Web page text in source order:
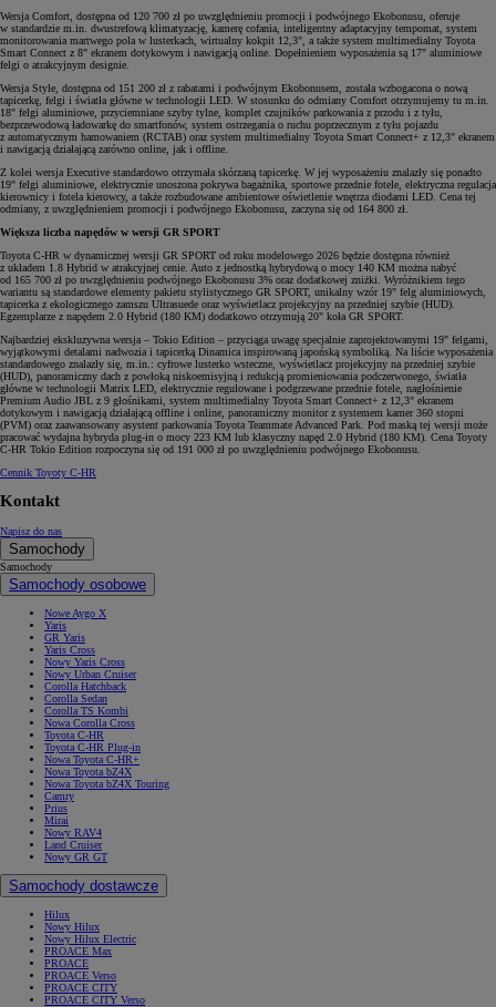
Wersja Comfort, dostępna od 120 700 zł po uwzględnieniu promocji i podwójnego Ekobonusu, oferuje
w standardzie m.in. dwustrefową klimatyzację, kamerę cofania, inteligentny adaptacyjny tempomat, system
monitorowania martwego pola w lusterkach, wirtualny kokpit 12,3", a także system multimedialny Toyota
Smart Connect z 8" ekranem dotykowym i nawigacją online. Dopełnieniem wyposażenia są 17" aluminiowe
felgi o atrakcyjnym designie.
Wersja Style, dostępna od 151 200 zł z rabatami i podwójnym Ekobonusem, została wzbogacona o nową
tapicerkę, felgi i światła główne w technologii LED. W stosunku do odmiany Comfort otrzymujemy tu m.in.
18" felgi aluminiowe, przyciemniane szyby tylne, komplet czujników parkowania z przodu i z tyłu,
bezprzewodową ładowarkę do smartfonów, system ostrzegania o ruchu poprzecznym z tyłu pojazdu
z automatycznym hamowaniem (RCTAB) oraz system multimedialny Toyota Smart Connect+ z 12,3" ekranem
i nawigacją działającą zarówno online, jak i offline.
Z kolei wersja Executive standardowo otrzymała skórzaną tapicerkę. W jej wyposażeniu znalazły się ponadto
19" felgi aluminiowe, elektrycznie unoszona pokrywa bagażnika, sportowe przednie fotele, elektryczna regulacja
kierownicy i fotela kierowcy, a także rozbudowane ambientowe oświetlenie wnętrza diodami LED. Cena tej
odmiany, z uwzględnieniem promocji i podwójnego Ekobonusu, zaczyna się od 164 800 zł.
Większa liczba napędów w wersji GR SPORT
Toyota C-HR w dynamicznej wersji GR SPORT od roku modelowego 2026 będzie dostępna również
z układem 1.8 Hybrid w atrakcyjnej cenie. Auto z jednostką hybrydową o mocy 140 KM można nabyć
od 165 700 zł po uwzględnieniu podwójnego Ekobonusu 3% oraz dodatkowej zniżki. Wyróżnikiem tego
wariantu są standardowe elementy pakietu stylistycznego GR SPORT, unikalny wzór 19" felg aluminiowych,
tapicerka z ekologicznego zamszu Ultrasuede oraz wyświetlacz projekcyjny na przedniej szybie (HUD).
Egzemplarze z napędem 2.0 Hybrid (180 KM) dodatkowo otrzymują 20" koła GR SPORT.
Najbardziej ekskluzywna wersja – Tokio Edition – przyciąga uwagę specjalnie zaprojektowanymi 19" felgami,
wyjątkowymi detalami nadwozia i tapicerką Dinamica inspirowaną japońską symboliką. Na liście wyposażenia
standardowego znalazły się, m.in.: cyfrowe lusterko wsteczne, wyświetlacz projekcyjny na przedniej szybie
(HUD), panoramiczny dach z powłoką niskoemisyjną i redukcją promieniowania podczerwonego, światła
główne w technologii Matrix LED, elektrycznie regulowane i podgrzewane przednie fotele, nagłośnienie
Premium Audio JBL z 9 głośnikami, system multimedialny Toyota Smart Connect+ z 12,3" ekranem
dotykowym i nawigacją działającą offline i online, panoramiczny monitor z systemem kamer 360 stopni
(PVM) oraz zaawansowany asystent parkowania Toyota Teammate Advanced Park. Pod maską tej wersji może
pracować wydajna hybryda plug-in o mocy 223 KM lub klasyczny napęd 2.0 Hybrid (180 KM). Cena Toyoty
C-HR Tokio Edition rozpoczyna się od 191 000 zł po uwzględnieniu podwójnego Ekobonusu.
Cennik Toyoty C-HR
Kontakt
Napisz do nas
Samochody
Samochody
Samochody osobowe
Nowe Aygo X
Yaris
GR Yaris
Yaris Cross
Nowy Yaris Cross
Nowy Urban Cruiser
Corolla Hatchback
Corolla Sedan
Corolla TS Kombi
Nowa Corolla Cross
Toyota C-HR
Toyota C-HR Plug-in
Nowa Toyota C-HR+
Nowa Toyota bZ4X
Nowa Toyota bZ4X Touring
Camry
Prius
Mirai
Nowy RAV4
Land Cruiser
Nowy GR GT
Samochody dostawcze
Hilux
Nowy Hilux
Nowy Hilux Electric
PROACE Max
PROACE
PROACE Verso
PROACE CITY
PROACE CITY Verso